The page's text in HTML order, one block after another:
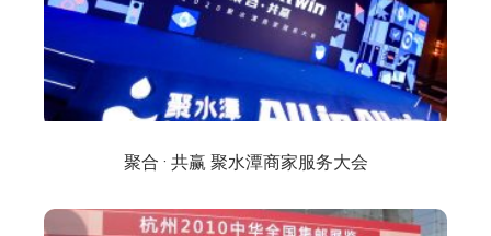
聚合 · 共赢 聚水潭商家服务大会